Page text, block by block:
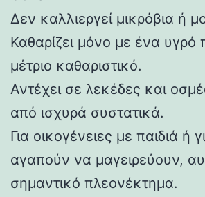
Δεν καλλιεργεί μικρόβια ή
Καθαρίζει μόνο με ένα υγρό
μέτριο καθαριστικό.
Αντέχει σε λεκέδες και
από ισχυρά συστατικά.
Για οικογένειες με παιδιά ή
αγαπούν να μαγειρεύουν,
σημαντικό πλεονέκτημα.